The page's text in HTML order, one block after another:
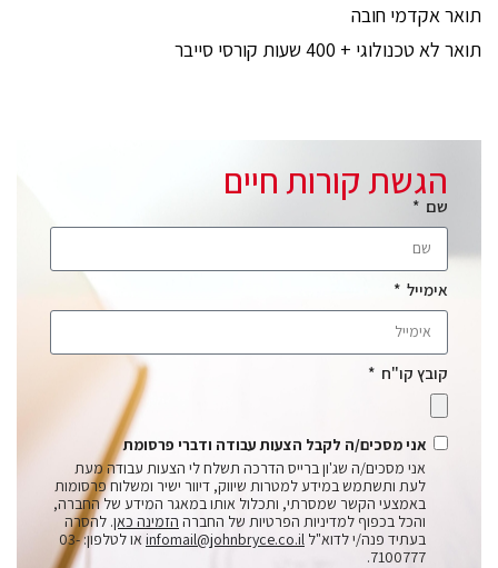
תואר אקדמי חובה
תואר לא טכנולוגי + 400 שעות קורסי סייבר
הגשת קורות חיים
שם
אימייל
קובץ קו"ח
אני מסכים/ה לקבל הצעות עבודה ודברי פרסומת
אני מסכים/ה שג'ון ברייס הדרכה תשלח לי הצעות עבודה מעת
לעת ותשתמש במידע למטרות שיווק, דיוור ישיר ומשלוח פרסומות
באמצעי הקשר שמסרתי, ותכלול אותו במאגר המידע של החברה,
והכל בכפוף למדיניות הפרטיות של החברה הזמינה כאן. להסרה
בעתיד פנה/י לדוא"ל infomail@johnbryce.co.il
או לטלפון: 03-
7100777.